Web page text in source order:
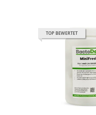
TOP BEWERTET